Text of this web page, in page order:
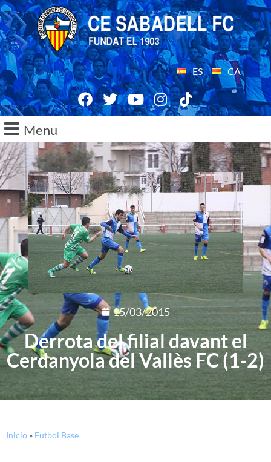
ES CA
Menu
15/03/2015
Derrota del filial davant el
Cerdanyola del Vallès FC (1-2)
Inicio » Futbol Base